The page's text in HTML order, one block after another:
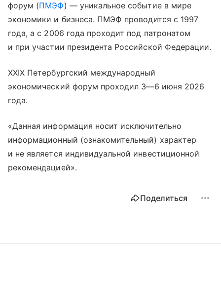
форум (ПМЭФ) — уникальное событие в мире
экономики и бизнеса. ПМЭФ проводится с 1997
года, а с 2006 года проходит под патронатом
и при участии президента Российской Федерации.
XXIX Петербургский международный
экономический форум проходил 3—6 июня 2026
года.
«Данная информация носит исключительно
информационный (ознакомительный) характер
и не является индивидуальной инвестиционной
рекомендацией».
Поделиться